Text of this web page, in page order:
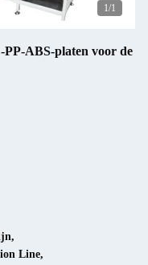
1/1
ABS-platen voor de
,
Line,